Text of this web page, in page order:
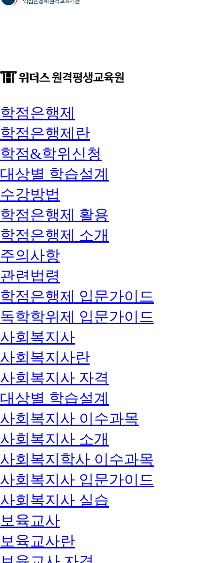
학점은행제
학점은행제란
학점&학위신청
대상별 학습설계
수강방법
학점은행제 활용
학점은행제 소개
주의사항
관련법령
학점은행제 입문가이드
독학학위제 입문가이드
사회복지사
사회복지사란
사회복지사 자격
대상별 학습설계
사회복지사 이수과목
사회복지사 소개
사회복지학사 이수과목
사회복지사 입문가이드
사회복지사 실습
보육교사
보육교사란